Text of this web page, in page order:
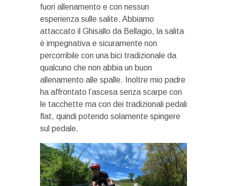
fuori allenamento e con nessun
esperienza sulle salite. Abbiamo
attaccato il Ghisallo da Bellagio, la salita
è impegnativa e sicuramente non
percorribile con una bici tradizionale da
qualcuno che non abbia un buon
allenamento alle spalle. Inoltre mio padre
ha affrontato l’ascesa senza scarpe con
le tacchette ma con dei tradizionali pedali
flat, quindi potendo solamente spingere
sul pedale.